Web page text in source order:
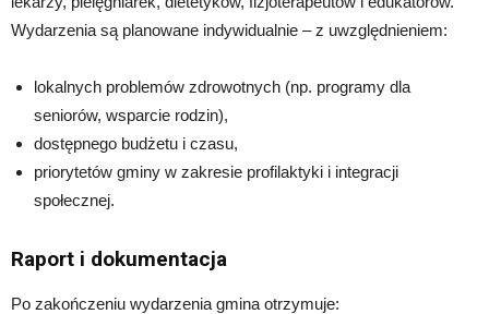
Wydarzenia są planowane indywidualnie – z uwzględnieniem:
lokalnych problemów zdrowotnych (np. programy dla
seniorów, wsparcie rodzin),
dostępnego budżetu i czasu,
priorytetów gminy w zakresie profilaktyki i integracji
społecznej.
Raport i dokumentacja
Po zakończeniu wydarzenia gmina otrzymuje: